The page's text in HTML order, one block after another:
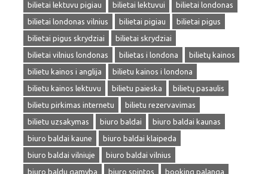
bilietai lektuvu pigiau
bilietai lektuvui
bilietai londonas
bilietai londonas vilnius
bilietai pigiau
bilietai pigus
bilietai pigus skrydziai
bilietai skrydziai
bilietai vilnius londonas
bilietas i londona
bilietų kainos
bilietu kainos i anglija
bilietu kainos i londona
bilietu kainos lektuvu
bilietu paieska
bilietų pasaulis
bilietu pirkimas internetu
bilietu rezervavimas
bilietu uzsakymas
biuro baldai
biuro baldai kaunas
biuro baldai kaune
biuro baldai klaipeda
biuro baldai vilniuje
biuro baldai vilnius
biuro baldu gamyba
biuro spintos
booking palanga